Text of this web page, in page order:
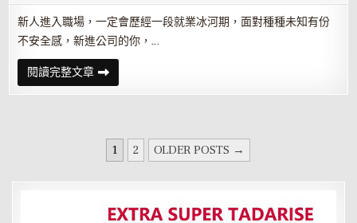
機
會！
新人進入職場，一定會歷經一段就業冰河期，面對種種未知有份
不安全感，新進公司的你，…
閱讀完整文章就
業
冰
走？
1 2 OLDER POSTS →